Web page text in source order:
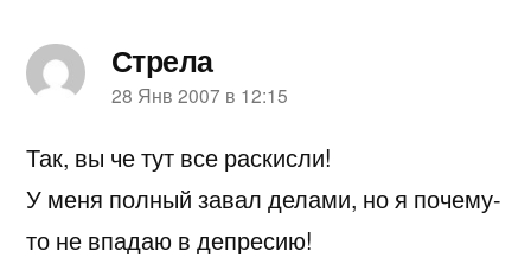
Стрела
пишет:
28 Янв 2007 в 12:15
Так, вы че тут все раскисли!
У меня полный завал делами, но я почему-
то не впадаю в депресию!